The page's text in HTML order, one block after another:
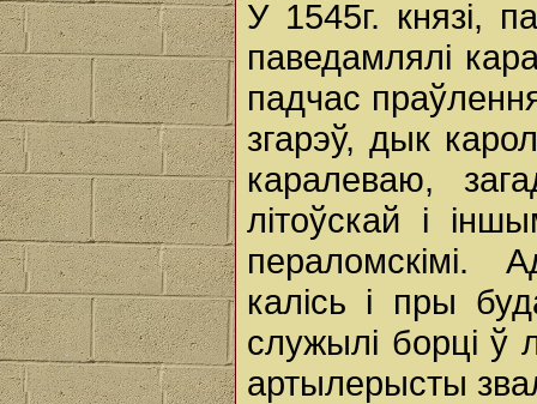
У 1545г. князі,
паведамлялі
падчас
згарэў, дык
каралеваю,
літоўскай і
пераломскімі.
калісь і пры
служылі борці ў
артылерысты